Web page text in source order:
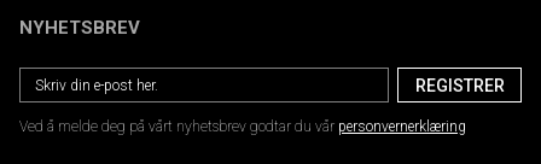
NYHETSBREV
Ved å melde deg på vårt nyhetsbrev godtar du vår personvernerklæring